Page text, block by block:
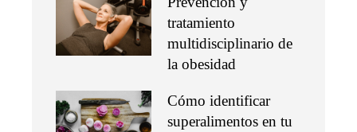
tratamiento
multidisciplinario de
la obesidad
Cómo identificar
superalimentos en tu